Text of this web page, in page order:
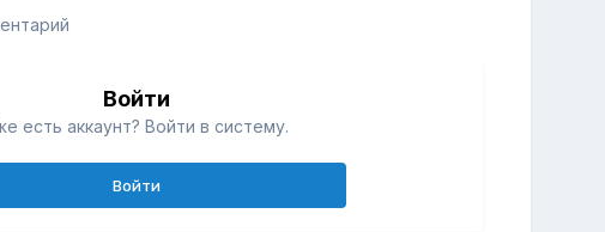
Войти
есть аккаунт? Войти в систему.
Войти